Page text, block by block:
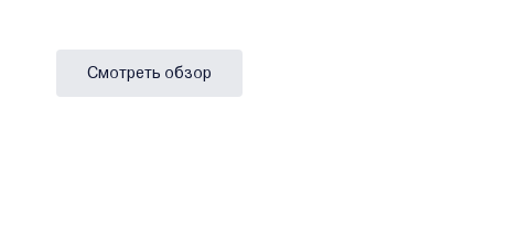
Смотреть обзор